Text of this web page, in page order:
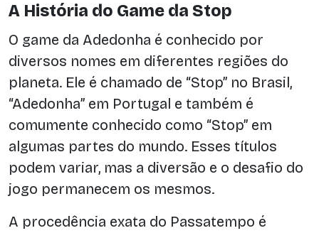
A História do Game da Stop
O game da Adedonha é conhecido por
diversos nomes em diferentes regiões do
planeta. Ele é chamado de “Stop” no Brasil,
“Adedonha” em Portugal e também é
comumente conhecido como “Stop” em
algumas partes do mundo. Esses títulos
podem variar, mas a diversão e o desafio do
jogo permanecem os mesmos.
A procedência exata do Passatempo é